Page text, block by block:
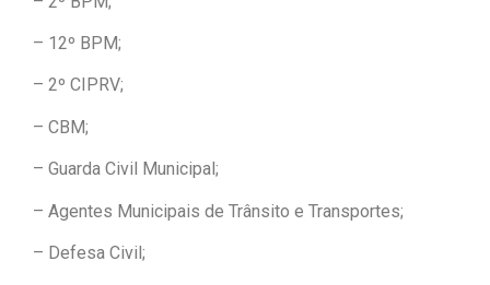
– 12º BPM;
– 2º CIPRV;
– CBM;
– Guarda Civil Municipal;
– Agentes Municipais de Trânsito e Transportes;
– Defesa Civil;